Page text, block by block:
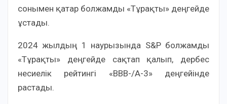
сонымен қатар болжамды «Тұрақты» деңгейде
ұстады.
2024 жылдың 1 наурызында S&P болжамды
«Тұрақты» деңгейде сақтап қалып, дербес
несиелік рейтингі «BBB-/А-3» деңгейінде
растады.